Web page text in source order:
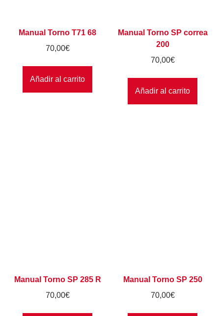
Manual Torno T71 68
70,00€
Añadir al carrito
Manual Torno SP correa
200
70,00€
Añadir al carrito
Manual Torno SP 285 R
70,00€
Manual Torno SP 250
70,00€